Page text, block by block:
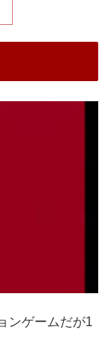
ンゲームだが1